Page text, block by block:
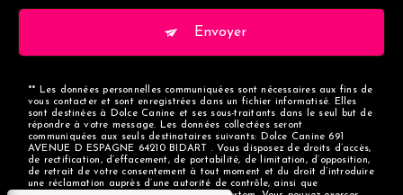
Envoyer
** Les données personnelles communiquées sont nécessaires aux fins de
vous contacter et sont enregistrées dans un fichier informatisé. Elles
sont destinées à Dolce Canine et ses sous-traitants dans le seul but de
répondre à votre message. Les données collectées seront
communiquées aux seuls destinataires suivants: Dolce Canine 691
AVENUE D ESPAGNE 64210 BIDART . Vous disposez de droits d’accès,
de rectification, d’effacement, de portabilité, de limitation, d’opposition,
de retrait de votre consentement à tout moment et du droit d’introduire
une réclamation auprès d’une autorité de contrôle, ainsi que